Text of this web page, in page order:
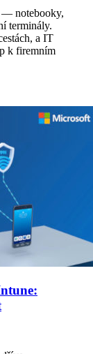
— notebooky,
terminály.
a IT
k firemním